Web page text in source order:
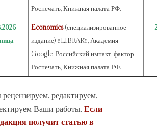
Роспечать, Книжная палата РФ.
Economics(специализированное
издание) eLIBRARY, Академия
Google, Российский импакт-фактор,
Роспечать, Книжная палата РФ.
редактируем,
Ваши работы. Если
получит статью в